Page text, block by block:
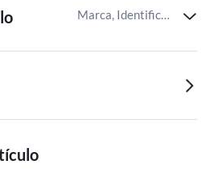
Marca, Identificador del artículo de Miravia